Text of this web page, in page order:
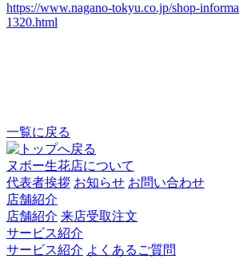
https://www.nagano-tokyu.co.jp/shop-
1320.html
一覧に戻る
ヌボー生花店について
代表者挨拶 お知らせ お問い合わせ
店舗紹介
店舗紹介 来店受取注文
サービス紹介
サービス紹介 よくあるご質問